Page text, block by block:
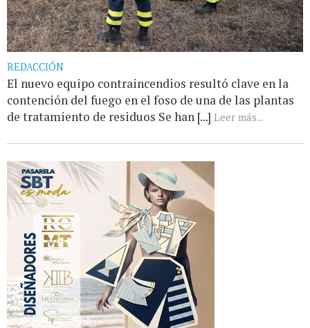
REDACCIÓN
El nuevo equipo contraincendios resultó clave en la
contención del fuego en el foso de una de las plantas
de tratamiento de residuos Se han [...] Leer más...